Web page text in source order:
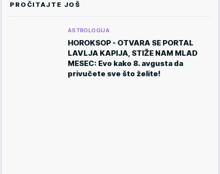
PROČITAJTE JOŠ
ASTROLOGIJA
HOROKSOP - OTVARA SE PORTAL
LAVLJA KAPIJA, STIŽE NAM MLAD
MESEC: Evo kako 8. avgusta da
privučete sve što želite!